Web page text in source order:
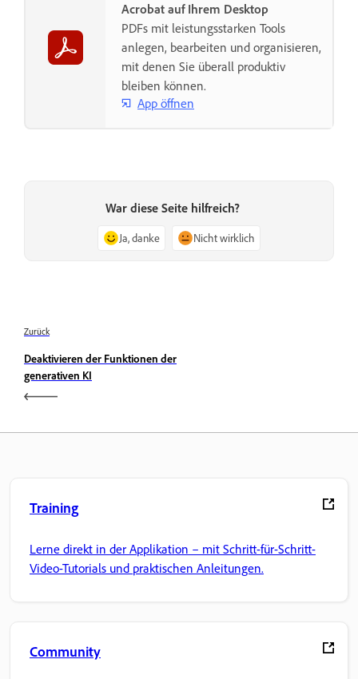
Acrobat auf Ihrem Desktop
PDFs mit leistungsstarken Tools
anlegen, bearbeiten und organisieren,
mit denen Sie überall produktiv
bleiben können.
App öffnen
War diese Seite hilfreich?
Ja, danke Nicht wirklich
Zurück
Deaktivieren der Funktionen der
generativen KI
Training
Lerne direkt in der Applikation – mit Schritt-für-Schritt-
Video-Tutorials und praktischen Anleitungen.
Community